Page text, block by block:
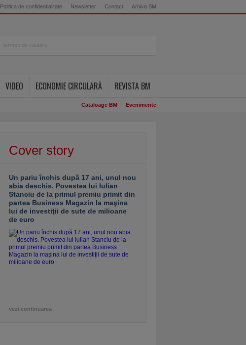
Politica de confidentialitate Newsletter Contact Arhiva BM
VIDEO ECONOMIE CIRCULARĂ REVISTA BM
Cataloage BM Evenimente
Cover story
Un pariu închis după 17 ani, unul nou
abia deschis. Povestea lui Iulian
Stanciu de la primul premiu primit din
partea Business Magazin la maşina
lui de investiţii de sute de milioane
de euro
vezi continuarea